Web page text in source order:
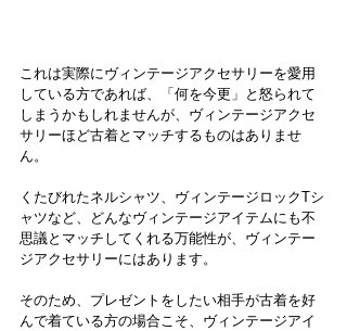
これは実際にヴィンテージアクセサリーを愛用
している方であれば、「何を今更」と怒られて
しまうかもしれませんが、ヴィンテージアクセ
サリーほど古着とマッチするものはありませ
ん。
くたびれたネルシャツ、ヴィンテージロックTシ
ャツなど、どんなヴィンテージアイテムにも不
思議とマッチしてくれる万能性が、ヴィンテー
ジアクセサリーにはあります。
そのため、プレゼントをしたい相手が古着を好
んで着ている方の場合こそ、ヴィンテージアイ